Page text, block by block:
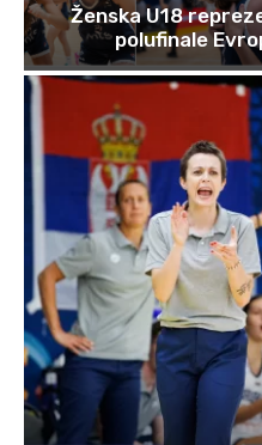
Ženska U18
polufinale